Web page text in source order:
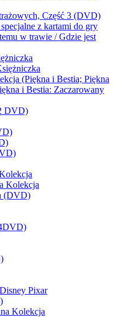
Część 3 (DVD)
z kartami do gry
w trawie / Gdzie jest
(Piękna i Bestia; Piękna
i Bestia: Zaczarowany
DVD)
Kolekcja
(DVD)
Pixar
Kolekcja